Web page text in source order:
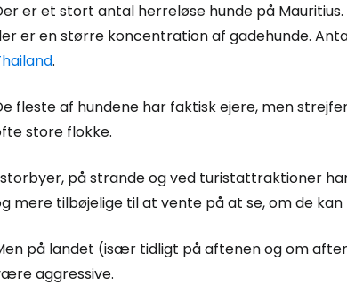
er et stort antal herreløse hunde på
er en større koncentration af gadehunde.
.
fleste af hundene har faktisk ejere, men
store flokke.
på strande og ved turistattraktioner
mere tilbøjelige til at vente på at se, om de
på landet (især tidligt på aftenen og om
aggressive.